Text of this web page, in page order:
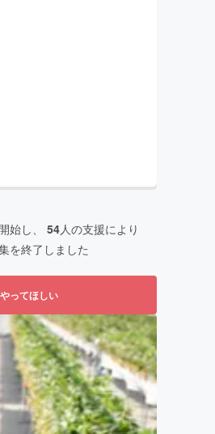
始し、 54人の支援により
を終了しました
ってほしい